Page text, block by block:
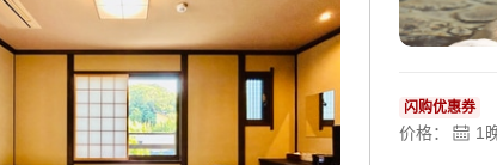
闪购优惠券
价格： 1